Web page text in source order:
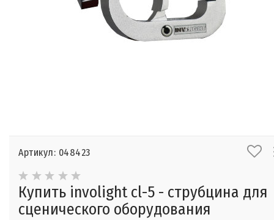
Артикул: 048423
Купить involight cl-5 - струбцина для
сценического оборудования